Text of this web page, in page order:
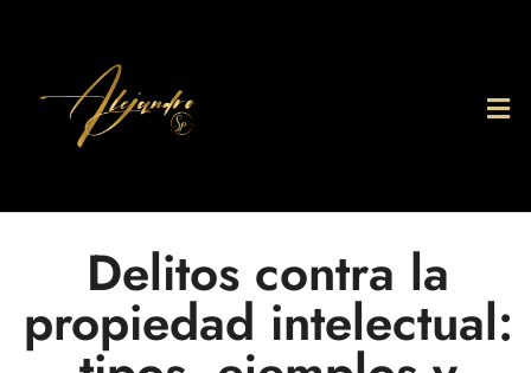
Delitos contra la
propiedad intelectual: